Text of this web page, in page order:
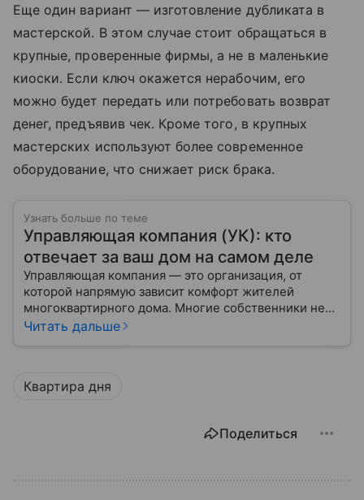
Еще один вариант — изготовление дубликата в
мастерской. В этом случае стоит обращаться в
крупные, проверенные фирмы, а не в маленькие
киоски. Если ключ окажется нерабочим, его
можно будет передать или потребовать возврат
денег, предъявив чек. Кроме того, в крупных
мастерских используют более современное
оборудование, что снижает риск брака.
Узнать больше по теме
Управляющая компания (УК): кто
отвечает за ваш дом на самом деле
Управляющая компания — это организация, от
которой напрямую зависит комфорт жителей
многоквартирного дома. Многие собственники не
до конца понимают, какие именно услуги УК
Читать дальше
Квартира дня
Поделиться